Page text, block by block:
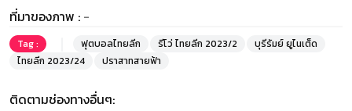
ที่มาของภาพ : -
Tag : ฟุตบอลไทยลีก รีโว่ ไทยลีก 2023/2
บุรีรัมย์ ยูไนเต็ด
ไทยลีก 2023/24
ปราสาทสายฟ้า
ติดตามช่องทางอื่นๆ: